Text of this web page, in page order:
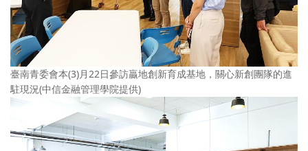
臺南青委會本(3)月22日參訪贏地創新育成基地，關心新創團隊的進
駐現況(中信金融管理學院提供)